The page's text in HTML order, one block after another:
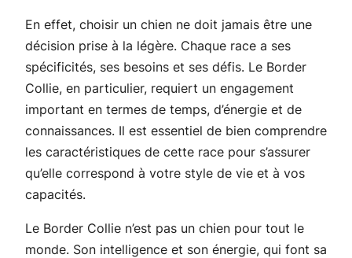
En effet, choisir un chien ne doit jamais être une
décision prise à la légère. Chaque race a ses
spécificités, ses besoins et ses défis. Le Border
Collie, en particulier, requiert un engagement
important en termes de temps, d’énergie et de
connaissances. Il est essentiel de bien comprendre
les caractéristiques de cette race pour s’assurer
qu’elle correspond à votre style de vie et à vos
capacités.
Le Border Collie n’est pas un chien pour tout le
monde. Son intelligence et son énergie, qui font sa